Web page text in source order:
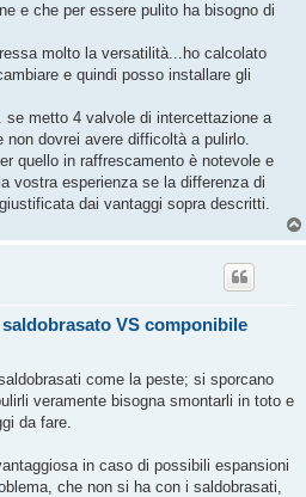
e che per essere pulito ha bisogno di
molto la versatilità...ho calcolato
e quindi posso installare gli
se metto 4 valvole di intercettazione a
non dovrei avere difficoltà a pulirlo.
quello in raffrescamento è notevole e
vostra esperienza se la differenza di
dai vantaggi sopra descritti.
VS componibile
come la peste; si sporcano
veramente bisogna smontarli in toto e
da fare.
in caso di possibili espansioni
che non si ha con i saldobrasati,